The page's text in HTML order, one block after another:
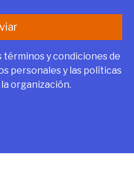
y condiciones de
personales y las políticas
organización.